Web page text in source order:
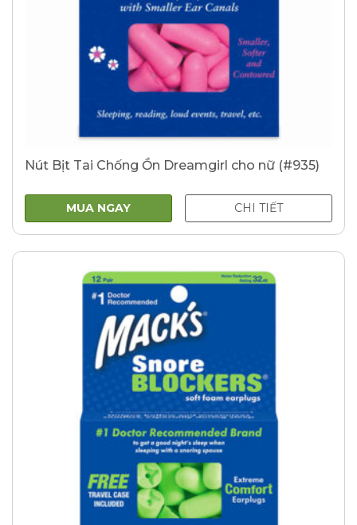
Nút Bịt Tai Chống Ồn Dreamgirl cho nữ (#935)
MUA NGAY CHI TIẾT